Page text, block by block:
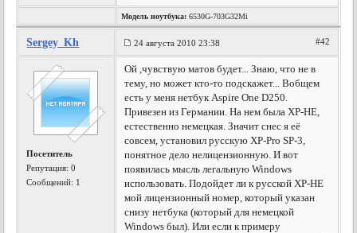
Модель ноутбука: 6530G-703G32Mi
Sergey_Kh 24 августа 2010 23:38 #42
Посетитель
Репутация:0
Сообщений: 1
Ой ,чувствую матов будет... Знаю, что не в
тему, но может кто-то подскажет... Вобщем
есть у меня нетбук Aspire One D250.
Привезен из Германии. На нем была XP-HE,
естественно немецкая. Значит снес я её
совсем, установил русскую XP-Pro SP-3,
понятное дело нелицензионную. И вот
появилась мысль легальную Windows
использовать. Подойдет ли к русской XP-HE
мой лицензионный номер, который указан
снизу нетбука (который для немецкой
Windows был). Или если к примеру